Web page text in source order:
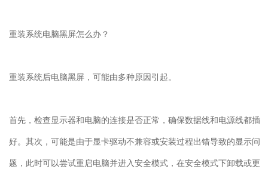
重装系统电脑黑屏怎么办？
重装系统后电脑黑屏，可能由多种原因引起。
首先，检查显示器和电脑的连接是否正常，确保数据线和电源线都插
好。其次，可能是由于显卡驱动不兼容或安装过程出错导致的显示问
题，此时可以尝试重启电脑并进入安全模式，在安全模式下卸载或更